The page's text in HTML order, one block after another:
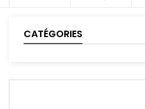
CATÉGORIES